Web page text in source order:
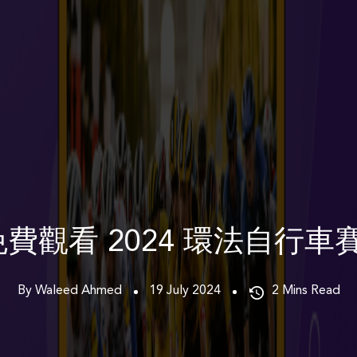
費觀看 2024 環法自行車
By Waleed Ahmed 19 July 2024 2 Mins Read